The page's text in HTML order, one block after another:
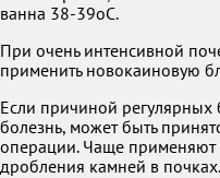
ванна 38-39оС.
При очень интенсивной
применить новокаиновую
Если причиной регулярных
болезнь, может быть
операции. Чаще применяют
дробления камней в почках.